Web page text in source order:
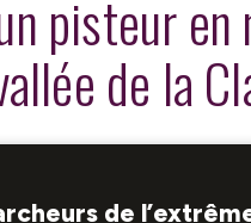
pisteur
de la